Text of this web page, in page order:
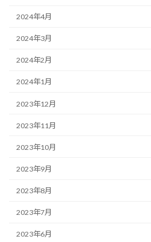
2024年4月
2024年3月
2024年2月
2024年1月
2023年12月
2023年11月
2023年10月
2023年9月
2023年8月
2023年7月
2023年6月